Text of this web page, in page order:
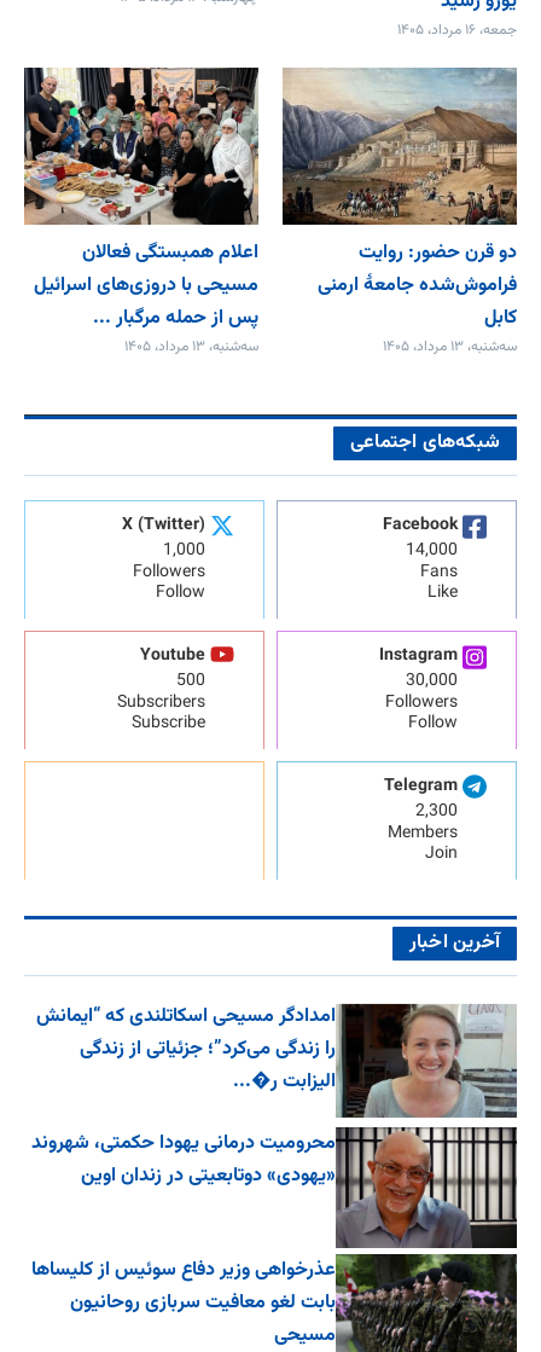
جمعه، ۱۶ مرداد، ۱۴۰۵
دو قرن حضور: روایت
فراموش‌شده جامعۀ ارمنی
کابل
سه‌شنبه، ۱۳ مرداد، ۱۴۰۵
اعلام همبستگی فعالان
مسیحی با دروزی‌های اسرائیل
پس از حمله مرگبار ...
سه‌شنبه، ۱۳ مرداد، ۱۴۰۵
شبکه‌های اجتماعی
Facebook
14,000
Fans
Like
X (Twitter)
1,000
Followers
Follow
Instagram
30,000
Followers
Follow
Youtube
500
Subscribers
Subscribe
Telegram
2,300
Members
Join
آخرین اخبار
امدادگر مسیحی اسکاتلندی که “ایمانش
را زندگی می‌کرد”؛ جزئیاتی از زندگی
الیزابت ر�...
محرومیت درمانی یهودا حکمتی، شهروند
«یهودی» دوتابعیتی در زندان اوین
عذرخواهی وزیر دفاع سوئیس از کلیساها
بابت لغو معافیت سربازی روحانیون
مسیحی